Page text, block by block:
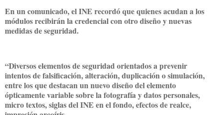
En un comunicado, el INE recordó que quienes acudan a los
módulos recibirán la credencial con otro diseño y nuevas
medidas de seguridad.
“Diversos elementos de seguridad orientados a prevenir
intentos de falsificación, alteración, duplicación o simulación,
entre los que destacan un nuevo diseño del elemento
ópticamente variable sobre la fotografía y datos personales,
micro textos, siglas del INE en el fondo, efectos de realce,